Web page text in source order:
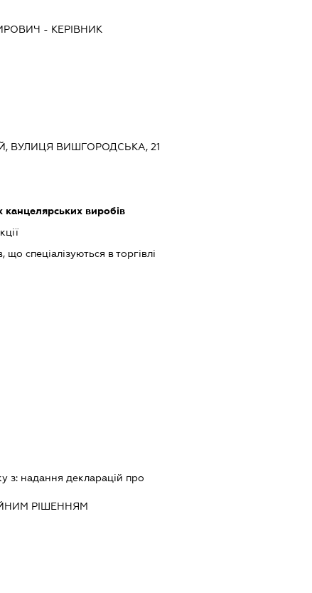
- КЕРІВНИК
ВУЛИЦЯ ВИШГОРОДСЬКА, 21
виробів
що спеціалізуються в торгівлі
з: надання декларацiй про
РIШЕННЯМ